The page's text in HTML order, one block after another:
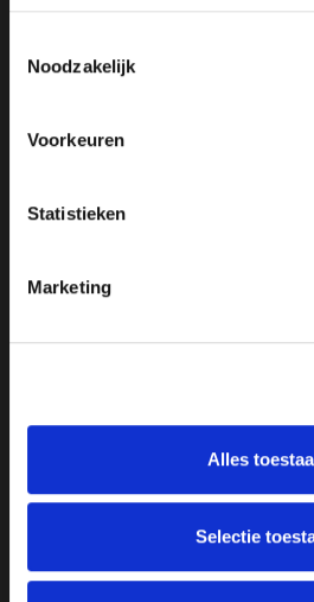
Noodzakelijk
Voorkeuren
Statistieken
Marketing
Alles
Selectie
En: uitgeprocedeerde